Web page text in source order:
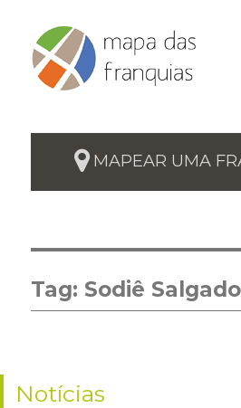
MAPEAR UMA
Tag: Sodiê
Notícias